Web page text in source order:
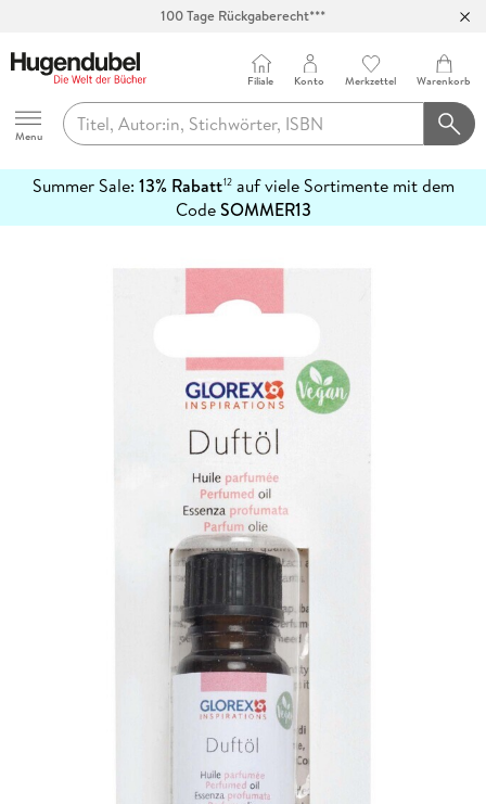
100 Tage Rückgaberecht***
Hugendubel
Menu
Filiale Konto Merkzettel Warenkorb
Summer Sale: 13% Rabatt12auf viele Sortimente mit dem
CodeSOMMER13
erfahren